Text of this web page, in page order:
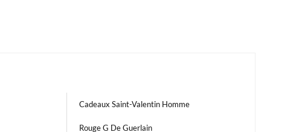
Cadeaux Saint-Valentin Homme
Rouge G De Guerlain